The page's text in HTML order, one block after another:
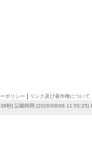
ポリシー | リンク及び著作権について
秒] 記載時間 [2026/08/06 11:55:25]